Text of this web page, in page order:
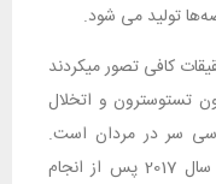
تولید می شود.
کافی تصور میکردند
تستوسترون و اتخلال
سر در مردان است.
پژوهشگران دانشگاه گرایفزوالد آلمان در سال 2017 پس از انجام